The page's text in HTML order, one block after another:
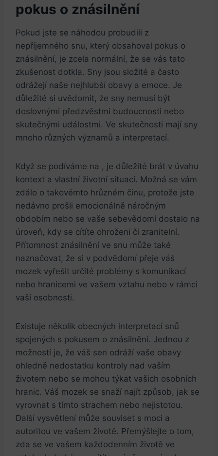
pokus o znásilnění
Pokud jste se náhodou probudili ‍z
nepříjemného snu, který obsahoval pokus o
znásilnění, je zcela⁤ normální, že se vás tato
zkušenost dotkla. Sny jsou složité a často
odrážejí naše nejhlubší obavy a emoce. Je⁢
důležité si uvědomit,​ že⁤ sny nemusí⁢ být
doslovnými předzvěstmi budoucnosti nebo
skutečnými událostmi. Ve skutečnosti mají sny
mnoho různých významů a interpretací.
Když se podíváme na , je důležité brát v úvahu
kontext a vlastní životní situaci. ‍Možná se vám
zdálo o takovémto hrůzném činu, protože jste
nedávno prošli emocionálně náročným
⁢obdobím nebo se vaše sebevědomí dostalo ⁤na
úroveň, kdy se ‍cítíte ohroženi či zranitelní.
Přítomnost znásilnění ve snu může také
naznačovat, že si v podvědomí přeje‍ váš
mozek vyřešit určité problémy s komunikací
nebo hranicemi ve vašem vztahu ⁤nebo v rámci
vaší osobnosti.
Existuje několik obecných interpretací snů
‍spojených s pokusem o znásilnění. Jednou z
možností je, že váš sen odráží vaše⁤ obavy⁢
ohledně nedostatku​ kontroly nad vaším
životem nebo se mohou týkat vašich osobních
hranic. Váš mozek se snaží najít způsob, jak se
‌vyrovnat s tímto strachem nebo nejistotou.
Další vysvětlení může souviset s moci a
autoritou⁤ ve vašem životě. Přemýšlejte o tom,
zda se ve vašem každodenním ​životě ve